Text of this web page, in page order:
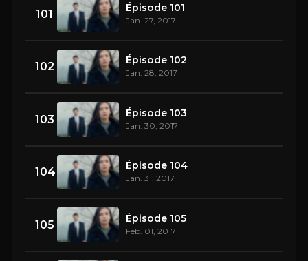
101 Épisode 101
Jan. 27, 2017
102 Épisode 102
Jan. 28, 2017
103 Épisode 103
Jan. 30, 2017
104 Épisode 104
Jan. 31, 2017
105 Épisode 105
Feb. 01, 2017